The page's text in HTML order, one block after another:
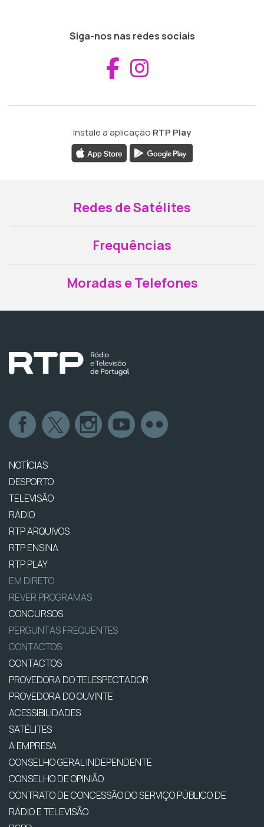
Siga-nos nas redes sociais
Aceder ao
Instale a aplicação RTP Play
Redes de Satélites
Frequências
Moradas e Telefones
NOTÍCIAS
DESPORTO
TELEVISÃO
RÁDIO
RTP ARQUIVOS
RTP ENSINA
RTP PLAY
EM DIRETO
REVER PROGRAMAS
CONCURSOS
PERGUNTAS FREQUENTES
CONTACTOS
CONTACTOS
PROVEDORA DO TELESPECTADOR
PROVEDORA DO OUVINTE
ACESSIBILIDADES
SATÉLITES
A EMPRESA
CONSELHO GERAL INDEPENDENTE
CONSELHO DE OPINIÃO
CONTRATO DE CONCESSÃO DO SERVIÇO PÚBLICO DE
RÁDIO E TELEVISÃO